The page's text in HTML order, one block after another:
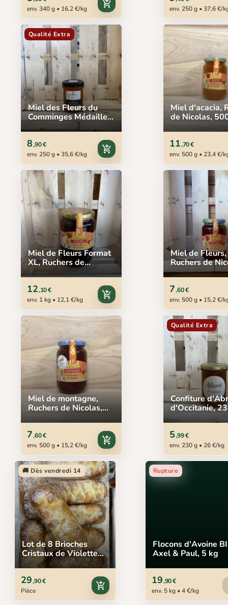
env. 340 g • 16,2 €/kg
add_shopping_cart
env. 250 g • 37,6 €/
Qualité Extra
Miel des Fleurs du
Comminges Médaille
d'Argent, Frères
Sarniguet, 250 g
8,90 €
env. 250 g • 35,6 €/kg
add_shopping_cart
Miel d'acacia,
de Nicolas,
11,70 €
env. 500 g • 23,4 €/
Miel de Fleurs Format
XL, Ruchers de
Nicolas, 1 kg
12,10 €
env. 1 kg • 12,1 €/kg
add_shopping_cart
Miel de Fleurs,
Ruchers de
500 g
7,60 €
env. 500 g • 15,2 €/
Miel de montagne,
Ruchers de Nicolas,
500 g
7,60 €
env. 500 g • 15,2 €/kg
add_shopping_cart
Qualité Extra
Confiture
d'Occitanie,
5,99 €
env. 230 g • 26 €/kg
🚚 Dès vendredi 14
Lot de 8 Brioches
Cristaux de Violette
EXTRA, 8 x 250 g
29,90 €
Pièce
add_shopping_cart
Rupture
Flocons d'Avoine
Axel & Paul, 5 kg
19,90 €
env. 5 kg • 4 €/kg